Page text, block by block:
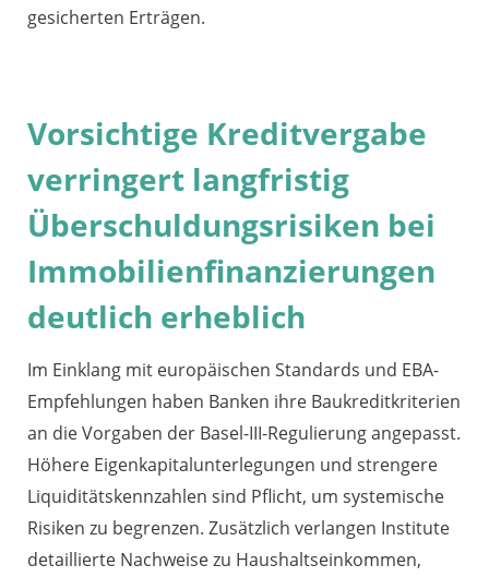
gesicherten Erträgen.
Vorsichtige Kreditvergabe
verringert langfristig
Überschuldungsrisiken bei
Immobilienfinanzierungen
deutlich erheblich
Im Einklang mit europäischen Standards und EBA-
Empfehlungen haben Banken ihre Baukreditkriterien
an die Vorgaben der Basel-III-Regulierung angepasst.
Höhere Eigenkapitalunterlegungen und strengere
Liquiditätskennzahlen sind Pflicht, um systemische
Risiken zu begrenzen. Zusätzlich verlangen Institute
detaillierte Nachweise zu Haushaltseinkommen,